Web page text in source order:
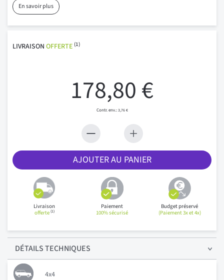
En savoir plus
LIVRAISON OFFERTE (1)
178,80 €
3,76 €
AJOUTER AU PANIER
Livraison
offerte(1)
Paiement
100% sécurisé
Budget préservé
(Paiement 3x et 4x)
DÉTAILSTECHNIQUES
4x4